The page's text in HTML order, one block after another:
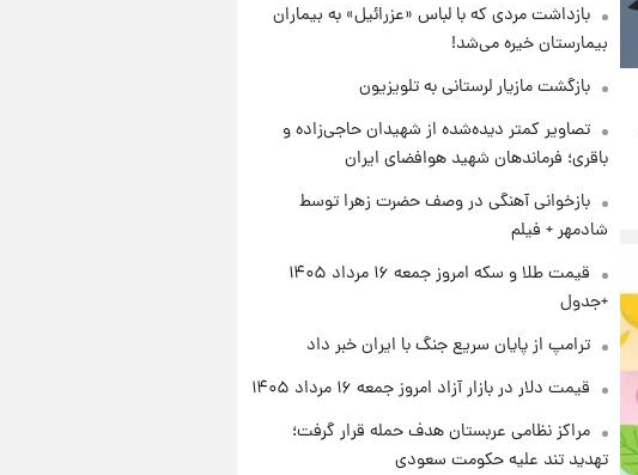
بازداشت مردی که با لباس «عزرائیل» به بیماران
بیمارستان خیره می‌شد!
بازگشت مازیار لرستانی به تلویزیون
تصاویر کمتر دیده‌شده از شهیدان حاجی‌زاده و
باقری؛ فرماندهان شهید هوافضای ایران
بازخوانی آهنگی در وصف حضرت زهرا توسط
شادمهر + فیلم
قیمت طلا و سکه امروز جمعه ۱۶ مرداد ۱۴۰۵
+جدول
ترامپ از پایان سریع جنگ با ایران خبر داد
قیمت دلار در بازار آزاد امروز جمعه ۱۶ مرداد ۱۴۰۵
مراکز نظامی عربستان هدف حمله قرار گرفت؛
تهدید تند علیه حکومت سعودی